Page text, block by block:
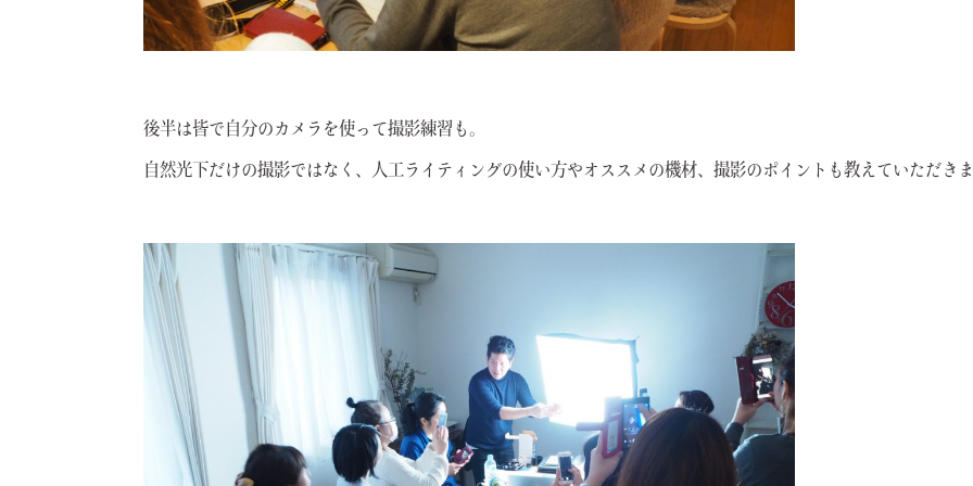
後半は皆で自分のカメラを使って撮影練習も。
自然光下だけの撮影ではなく、人工ライティングの使い方やオススメの機材、撮影のポイントも教えていただき